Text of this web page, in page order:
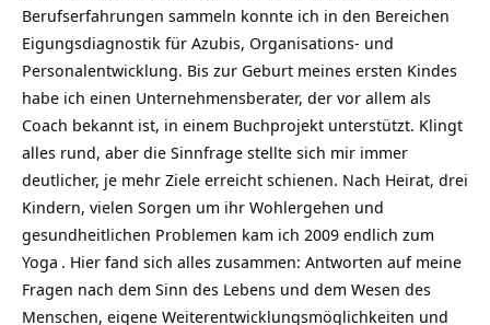
Berufserfahrungen sammeln konnte ich in den Bereichen
Eigungsdiagnostik für Azubis, Organisations- und
Personalentwicklung. Bis zur Geburt meines ersten Kindes
habe ich einen Unternehmensberater, der vor allem als
Coach bekannt ist, in einem Buchprojekt unterstützt. Klingt
alles rund, aber die Sinnfrage stellte sich mir immer
deutlicher, je mehr Ziele erreicht schienen. Nach Heirat, drei
Kindern, vielen Sorgen um ihr Wohlergehen und
gesundheitlichen Problemen kam ich 2009 endlich zum
Yoga . Hier fand sich alles zusammen: Antworten auf meine
Fragen nach dem Sinn des Lebens und dem Wesen des
Menschen, eigene Weiterentwicklungsmöglichkeiten und